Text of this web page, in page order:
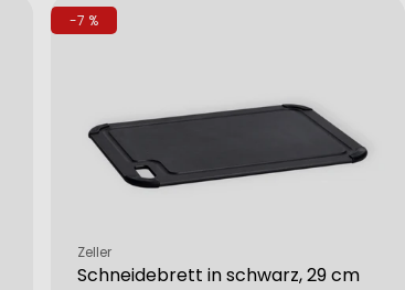
-7 %
Schneidebrett in schwarz, 29 cm
Verkäufer:
Zeller